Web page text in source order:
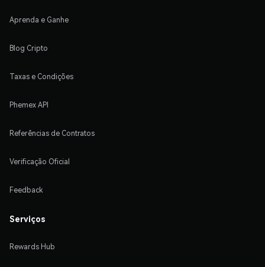
Aprenda e Ganhe
Blog Cripto
Taxas e Condições
Phemex API
Referências de Contratos
Verificação Oficial
Feedback
Serviços
Rewards Hub